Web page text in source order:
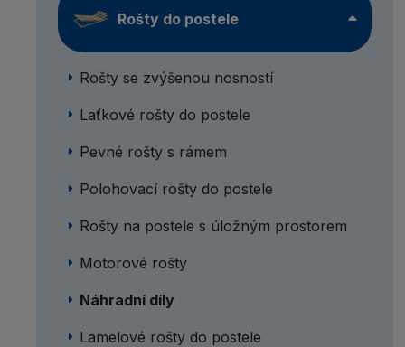
Rošty do postele
Rošty se zvýšenou nosností
Laťkové rošty do postele
Pevné rošty s rámem
Polohovací rošty do postele
Rošty na postele s úložným prostorem
Motorové rošty
Náhradní díly
Lamelové rošty do postele